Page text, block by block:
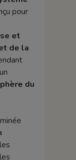
pour
et
de la
du